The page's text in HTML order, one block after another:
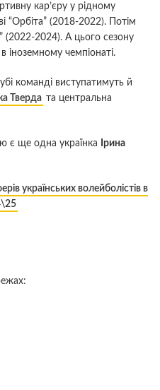
кар’єру у рідному
“Орбіта” (2018-2022). Потім
(2022-2024). А цього сезону
іноземному чемпіонаті.
команді виступатимуть й
Тверда та центральна
є ще одна українка
Ірина
українських волейболістів в